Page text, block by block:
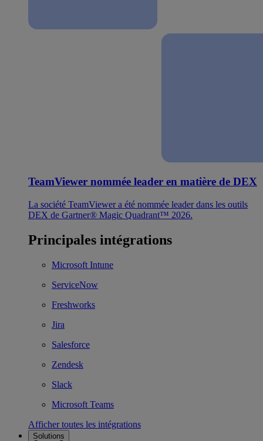
TeamViewer nommée leader en matière de DEX
La société TeamViewer a été nommée leader dans les outils
DEX de Gartner® Magic Quadrant™ 2026.
Principales intégrations
Microsoft Intune
ServiceNow
Freshworks
Jira
Salesforce
Zendesk
Slack
Microsoft Teams
Afficher toutes les intégrations
Solutions